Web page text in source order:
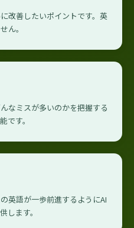
改善したいポイントです。英
ん。
なミスが多いのかを把握する
です。
英語が一歩前進するようにAI
します。